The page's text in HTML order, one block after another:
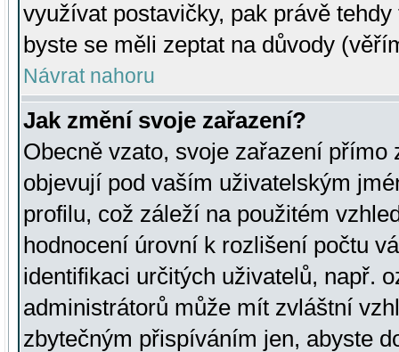
využívat postavičky, pak právě
byste se měli zeptat na důvody
Návrat nahoru
Jak změní svoje zařazení?
Obecně vzato, svoje zařazení přímo
objevují pod vaším uživatelským
profilu, což záleží na použitém
hodnocení úrovní k rozlišení počtu
identifikaci určitých uživatelů, např.
administrátorů může mít zvláštní
zbytečným přispíváním jen, abyste